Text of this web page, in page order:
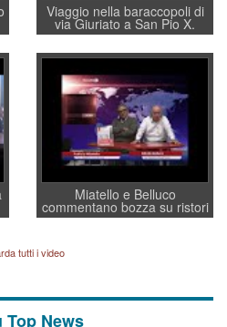
Viaggio nella baraccopoli di
via Giuriato a San Pio X.
Vicenza ai Vicentini: “faremo
un regalo di Natale ai
residenti”
Miatello e Belluco
commentano bozza su ristori
BPVi e Veneto Banca
tutti i video
Top News